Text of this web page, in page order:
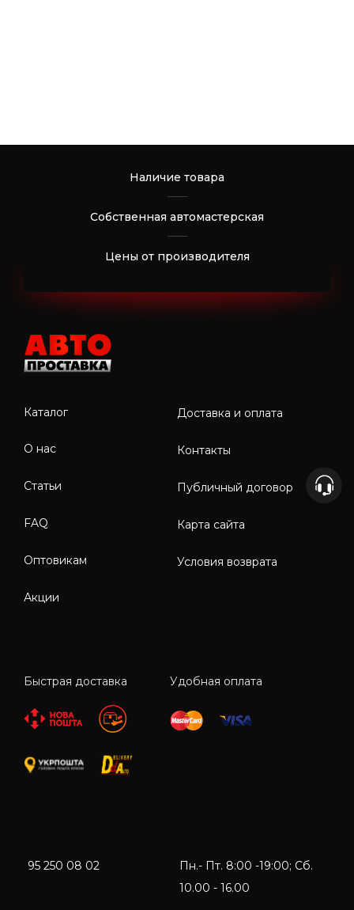
Наличие товара
Собственная автомастерская
Цены от производителя
Каталог
О нас
Статьи
FAQ
Оптовикам
Акции
Доставка и оплата
Контакты
Публичный договор
Карта сайта
Условия возврата
Быстрая доставка Удобная оплата
95 250 08 02
Пн.- Пт. 8:00 -19:00; Сб.
10.00 - 16.00